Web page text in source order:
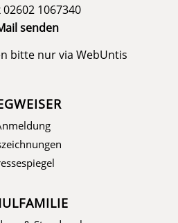
02602 1067340
senden
bitte nur viaWebUntis